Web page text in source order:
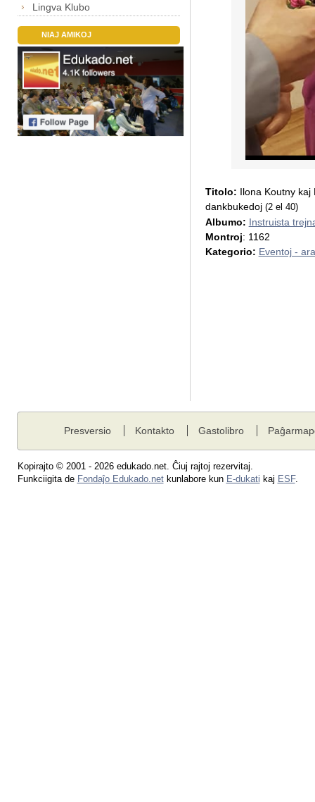
Lingva Klubo
NIAJ AMIKOJ
Titolo: Ilona Koutny kaj
dankbukedoj (2 el 40)
Albumo: Instruista
Montroj: 1162
Kategorio: Eventoj -
Presversio Kontakto Gastolibro
Kopirajto © 2001 - 2026 edukado.net. Ĉiuj rajtoj rezervitaj.
Funkciigita de Fondaĵo Edukado.netkunlabore kun E-dukati kaj ESF.